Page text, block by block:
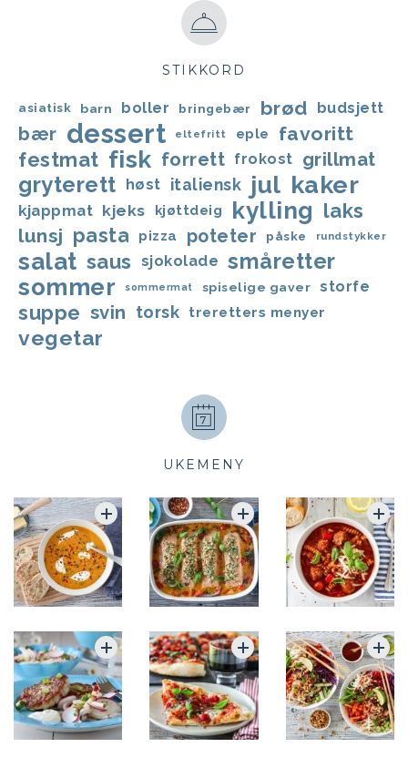
STIKKORD
asiatisk barn boller bringebær brød budsjett
bær dessert eltefritt eple favoritt
festmat fisk forrett frokost grillmat
gryterett høst italiensk jul kaker
kjappmat kjeks kjøttdeig kylling laks
lunsj pasta pizza poteter påske rundstykker
salat saus sjokolade småretter
sommer sommermat spiselige gaver storfe
suppe svin torsk treretters menyer
vegetar
UKEMENY